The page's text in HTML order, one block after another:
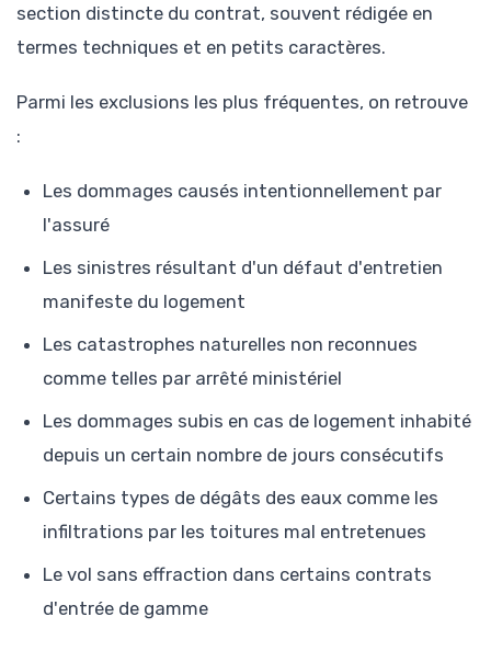
section distincte du contrat, souvent rédigée en
termes techniques et en petits caractères.
Parmi les exclusions les plus fréquentes, on retrouve
:
Les dommages causés intentionnellement par
l'assuré
Les sinistres résultant d'un défaut d'entretien
manifeste du logement
Les catastrophes naturelles non reconnues
comme telles par arrêté ministériel
Les dommages subis en cas de logement inhabité
depuis un certain nombre de jours consécutifs
Certains types de dégâts des eaux comme les
infiltrations par les toitures mal entretenues
Le vol sans effraction dans certains contrats
d'entrée de gamme